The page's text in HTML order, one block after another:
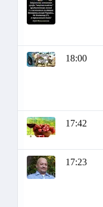
18:00
17:42
17:23